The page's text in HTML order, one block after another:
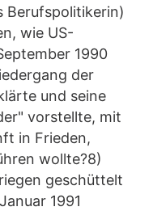
Berufspolitikerin)
wie US-
1990
der
und seine
vorstellte, mit
in Frieden,
wollte?8)
geschüttelt
1991